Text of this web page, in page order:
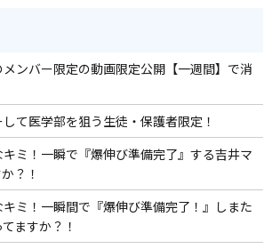
ンバー限定の動画限定公開【一週間】で消
て医学部を狙う生徒・保護者限定！
ミ！一瞬で『爆伸び準備完了』する吉井マ
？！
ミ！一瞬間で『爆伸び準備完了！』しまた
ますか？！